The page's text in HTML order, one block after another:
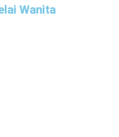
Wanita